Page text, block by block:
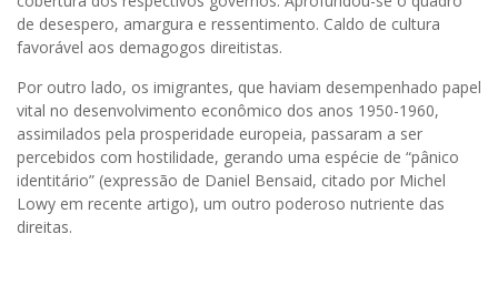
de desespero, amargura e ressentimento. Caldo de cultura
favorável aos demagogos direitistas.
Por outro lado, os imigrantes, que haviam desempenhado papel
vital no desenvolvimento econômico dos anos 1950-1960,
assimilados pela prosperidade europeia, passaram a ser
percebidos com hostilidade, gerando uma espécie de “pânico
identitário” (expressão de Daniel Bensaid, citado por Michel
Lowy em recente artigo), um outro poderoso nutriente das
direitas.